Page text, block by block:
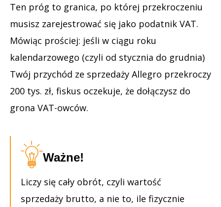
Ten próg to granica, po której przekroczeniu
musisz zarejestrować się jako podatnik VAT.
Mówiąc prościej: jeśli w ciągu roku
kalendarzowego (czyli od stycznia do grudnia)
Twój przychód ze sprzedaży Allegro przekroczy
200 tys. zł, fiskus oczekuje, że dołączysz do
grona VAT-owców.
Ważne!
Liczy się cały obrót, czyli wartość
sprzedaży brutto, a nie to, ile fizycznie